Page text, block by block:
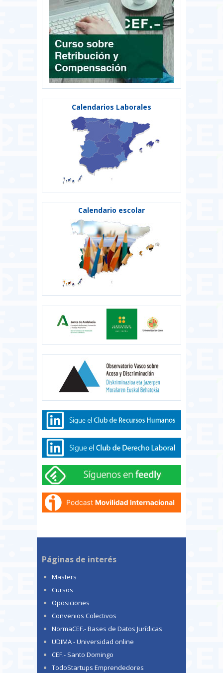
Calendarios Laborales
Calendario escolar
Páginas de interés
Masters
Cursos
Oposiciones
Convenios Colectivos
NormaCEF.- Bases de Datos Jurídicas
UDIMA - Universidad online
CEF.- Santo Domingo
TodoStartups Emprendedores